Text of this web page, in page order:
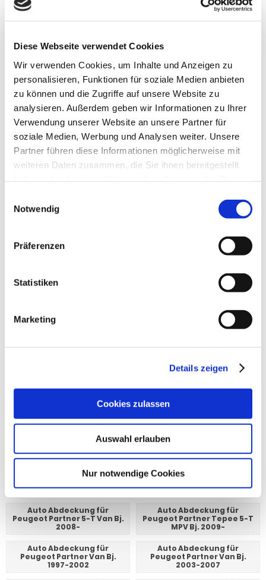
Diese Webseite verwendet Cookies
Wir verwenden Cookies, um Inhalte und Anzeigen zu
personalisieren, Funktionen für soziale Medien anbieten
zu können und die Zugriffe auf unsere Website zu
analysieren. Außerdem geben wir Informationen zu Ihrer
Verwendung unserer Website an unsere Partner für
soziale Medien, Werbung und Analysen weiter. Unsere
Partner führen diese Informationen möglicherweise mit
weiteren Daten zusammen, die Sie ihnen bereitgestellt
Notwendig
Präferenzen
Statistiken
Marketing
Details zeigen
Cookies zulassen
Auswahl erlauben
Nur notwendige Cookies
Peugeot 307 SW 5-T Kombi
Peugeot 308 3-T Fließheck
Peugeot 308 5-T Fließheck
Bj. 2007-2013
Peugeot 308 5-T Fließheck
Bj. 2014-2021
Auto Abdeckung für
Peugeot 308 5-T Fließheck
Bj. 2021-
Auto Abdeckung für
Peugeot 308 CC 2-T Cabrio
Bj. 2009-2015
Auto Abdeckung für
Peugeot 308 SW 5-T Kombi
Bj. 2008-2013
Peugeot 308 SW 5-T Kombi
Bj. 2014-
Auto Abdeckung für
2007-2012
Auto Abdeckung für
2012-
Auto Abdeckung für
Peugeot 406 4-T Limousine
Auto Abdeckung für
Peugeot 406 5-T Kombi Bj.
Auto Abdeckung für
Peugeot 407 2-T Coupe Bj.
Auto Abdeckung für
Peugeot 407 4-T Limousine
Auto Abdeckung für
Auto Abdeckung für
Peugeot 5008 5-T MPV Bj.
Auto Abdeckung für
Auto Abdeckung für
Peugeot 508 4-T Limousine
Peugeot 508 SW 5-T Kombi
Bj. 2010-2018
Peugeot 508 SW 5-T Kombi
Peugeot 508 SW 5-T Kombi
Auto Abdeckung für
Peugeot 607 4-T Limousine
Bj. 2000-2010
Peugeot 807 5-T MPV Bj.
2002-2010
Auto Abdeckung für
2010-2014
Auto Abdeckung für
Peugeot Partner 4-T Van Bj.
2008-
Auto Abdeckung für
Peugeot Partner 5-T Van Bj.
2008-
Auto Abdeckung für
Peugeot Partner Tepee 5-T
MPV Bj. 2009-
Auto Abdeckung für
Peugeot Partner Van Bj.
1997-2002
Auto Abdeckung für
Peugeot Partner Van Bj.
2003-2007